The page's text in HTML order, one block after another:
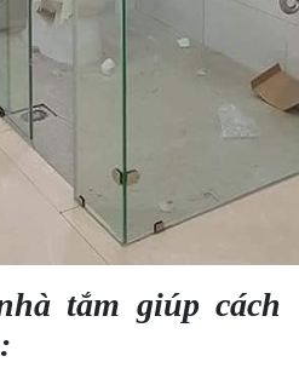
tắm giúp cách